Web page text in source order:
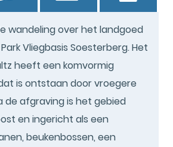
wandeling over het landgoed
Vliegbasis Soesterberg. Het
heeft een komvormig
is ontstaan door vroegere
de afgraving is het gebied
en ingericht als een
beukenbossen, een